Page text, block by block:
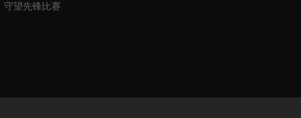
守望先锋比赛